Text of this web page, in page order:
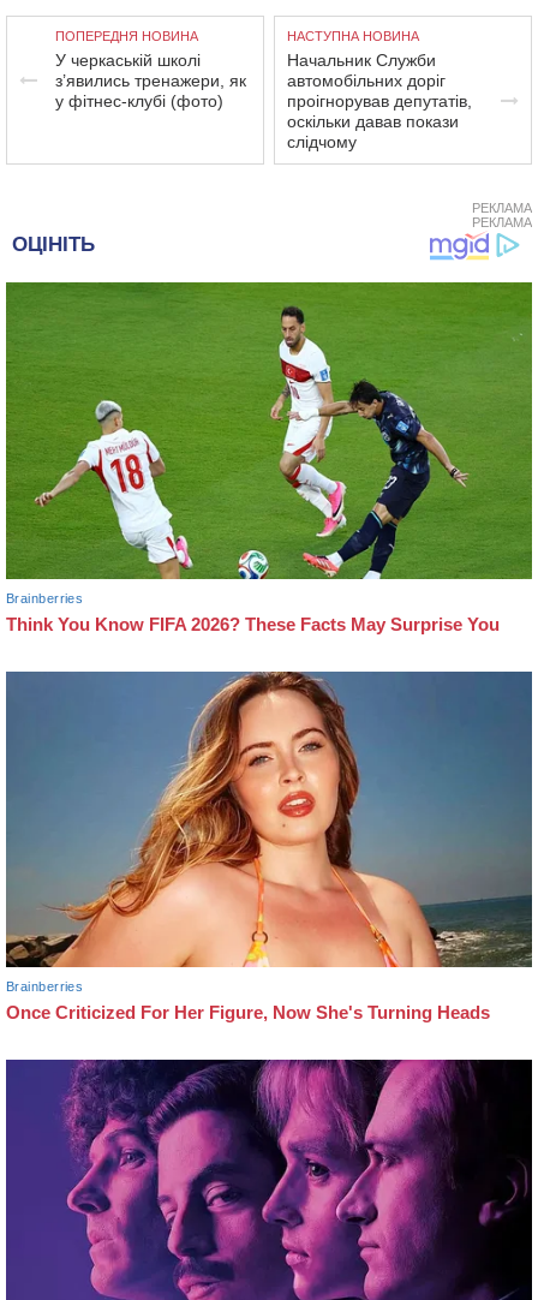
ПОПЕРЕДНЯ НОВИНА
У черкаській школі
з’явились тренажери, як
у фітнес-клубі (фото)
НАСТУПНА НОВИНА
Начальник Служби
автомобільних доріг
проігнорував депутатів,
оскільки давав покази
слідчому
РЕКЛАМА
РЕКЛАМА